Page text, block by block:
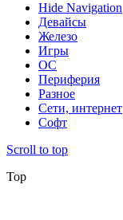
Hide Navigation
Девайсы
Железо
Игры
ОС
Периферия
Разное
Сети, интернет
Софт
Scroll to top
Top